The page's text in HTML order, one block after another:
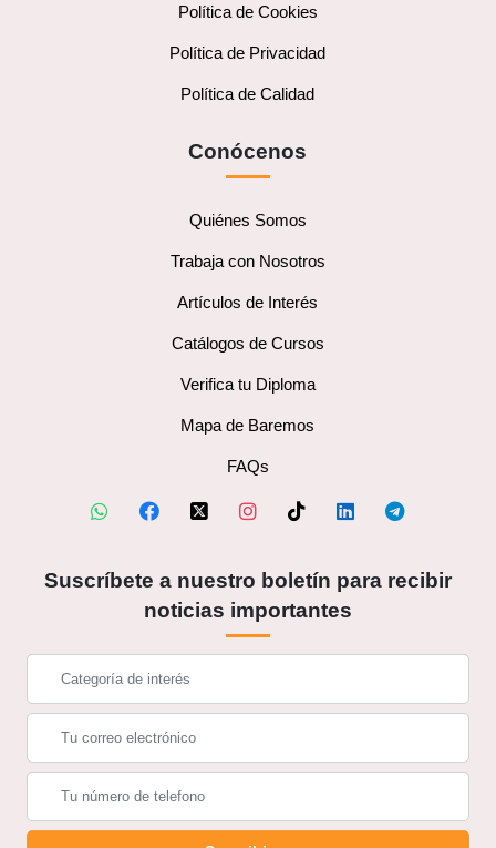
Política de Cookies
Política de Privacidad
Política de Calidad
Conócenos
Quiénes Somos
Trabaja con Nosotros
Artículos de Interés
Catálogos de Cursos
Verifica tu Diploma
Mapa de Baremos
FAQs
Suscríbete a nuestro boletín para recibir
noticias importantes